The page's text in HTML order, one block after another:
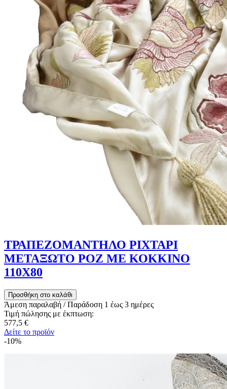
ΤΡΑΠΕΖΟΜΑΝΤΗΛΟ ΡΙΧΤΑΡΙ
ΜΕΤΑΞΩΤΟ ΡΟΖ ΜΕ ΚΟΚΚΙΝΟ
110Χ80
Άμεση παραλαβή / Παράδoση 1 έως 3 ημέρες
Τιμή πώλησης με έκπτωση:
577,5 €
Δείτε το προϊόν
-10%